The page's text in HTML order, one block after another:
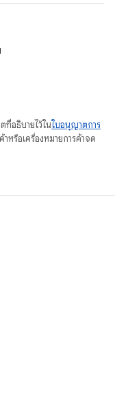
ที่อธิบายไว้ในใบอนุญาตการ
หรือเครื่องหมายการค้าจด